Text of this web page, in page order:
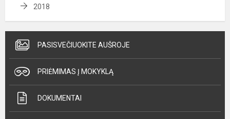
2018
PASISVEČIUOKITE AUŠROJE
PRIĖMIMAS Į MOKYKLĄ
DOKUMENTAI